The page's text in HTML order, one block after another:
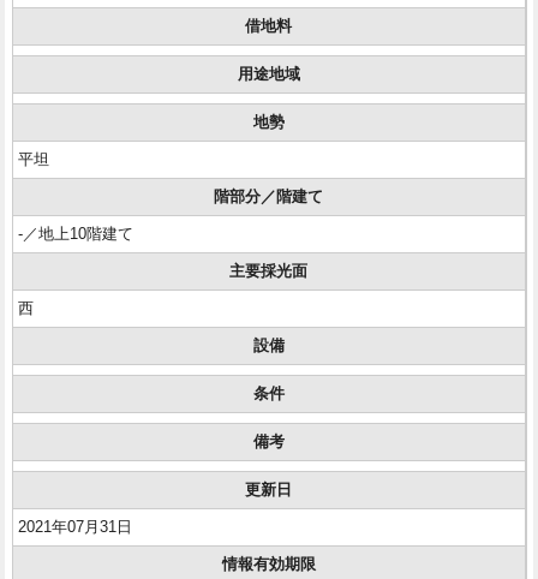
借地料
用途地域
地勢
平坦
階部分／階建て
-／地上10階建て
主要採光面
西
設備
条件
備考
更新日
2021年07月31日
情報有効期限